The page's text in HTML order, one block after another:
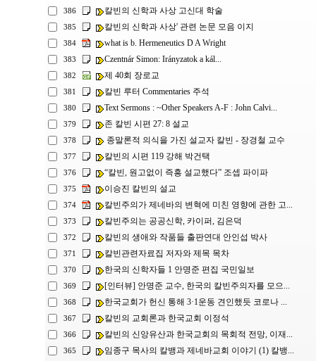
386 칼빈의 신학과 사상 고신대 학술
385 칼빈의 신학과 사상' 관련 논문 모음 이지
384 what is b. Hermeneutics D A Wright
383 Czentnár Simon: Irányzatok a kál...
382 제 40회 장로교
381 칼빈 루터 Commentaries 주석
380 Text Sermons : ~Other Speakers A-F : John Calvi...
379 존 칼빈 시편 27: 8 설교
378 종말론적 의식을 가진 설교자 칼빈 - 장경철 교수
377 칼빈의 시편 119 강해 박건택
376 “칼빈, 원고없이 즉흥 설교했다” 조셉 파이파
375 이승진 칼빈의 설교
374 칼빈주의가 제네바의 변혁에 미친 영향에 관한 고...
373 칼빈주의는 공공신학, 카이퍼, 김은덕
372 칼빈의 생애와 작품들 출판연대 안인섭 박사
371 칼빈관련자료집 저자와 제목 목차
370 한국의 신학자들 1 안명준 편집 국민일보
369 [인터뷰] 안명준 교수, 한국의 칼빈주의자를 모으...
368 한국교회가 헌신 통해 3·1운동 견인했듯 코로나 ...
367 칼빈의 교회론과 한국교회 이정석
366 칼빈의 신앙유산과 한국교회의 목회적 전망, 이재...
365 임종구 목사의 칼뱅과 제네바교회 이야기 (1) 칼뱅...